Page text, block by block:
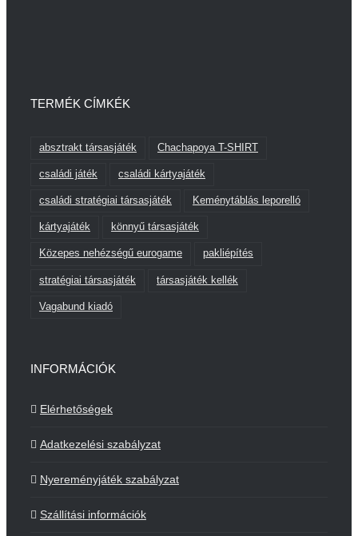
TERMÉK CÍMKÉK
absztrakt társasjáték Chachapoya T-SHIRT
családi játék családi kártyajáték
családi stratégiai társasjáték Keménytáblás leporelló
kártyajáték könnyű társasjáték
Közepes nehézségű eurogame pakliépítés
stratégiai társasjáték társasjáték kellék
Vagabund kiadó
INFORMÁCIÓK
Elérhetőségek
Adatkezelési szabályzat
Nyereményjáték szabályzat
Szállítási információk